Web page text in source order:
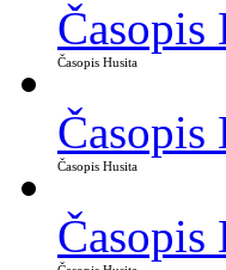
Časopis
Časopis Husita
Časopis
Časopis Husita
Časopis